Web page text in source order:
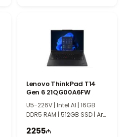
Lenovo ThinkPad T14
Gen 6 21QG00A6FW
U5-226V | Intel AI | 16GB
DDR5 RAM | 512GB SSD | Arc
2255